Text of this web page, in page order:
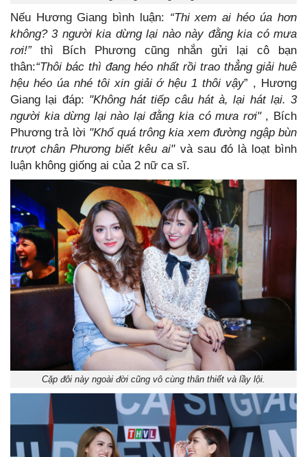
Nếu Hương Giang bình luận: “Thi xem ai héo úa hơn
không? 3 người kia dừng lại nào này đằng kia có mưa
rơi!”thì Bích Phương cũng nhắn gửi lại cô bạn
thân:“Thôi bác thì đang héo nhất rồi trao thẳng giải huê
hệu héo úa nhé tôi xin giải ớ hệu 1 thôi vậy” , Hương
Giang lại đáp: "Không hát tiếp câu hát à, lại hát lại. 3
người kia dừng lại nào lại đằng kia có mưa rơi", Bích
Phương trả lời "Khổ quá trông kia xem đường ngập bùn
trượt chân Phương biết kêu ai"và sau đó là loạt bình
luận không giống ai của 2 nữ ca sĩ.
Cặp đôi này ngoài đời cũng vô cùng thân thiết và lầy lội.